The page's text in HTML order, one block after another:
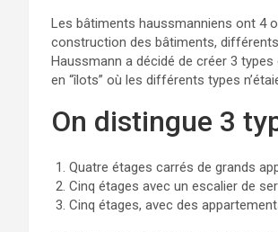
Les bâtiments haussmanniens ont 4
construction des bâtiments,
Haussmann a décidé de créer 3
en “îlots” où les différents types
On distingue 3
Quatre étages carrés de grands
Cinq étages avec un escalier de
Cinq étages, avec des